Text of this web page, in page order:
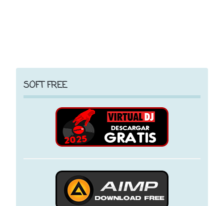
SOFT FREE